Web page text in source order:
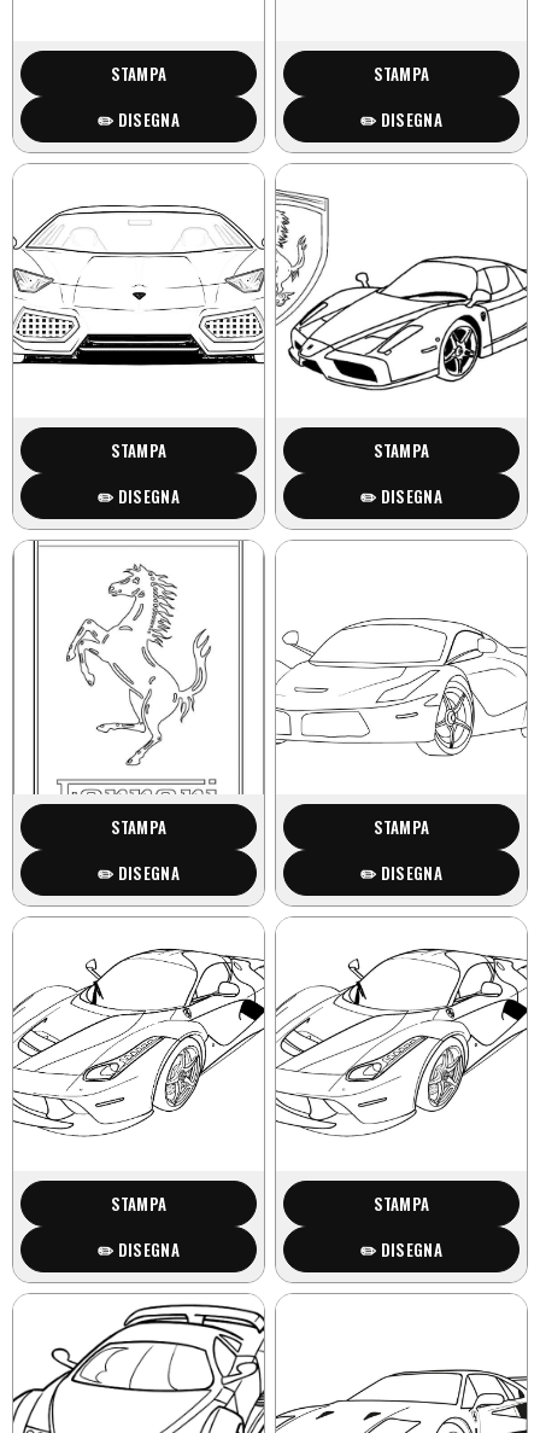
STAMPA
✏️ DISEGNA
STAMPA
✏️ DISEGNA
STAMPA
✏️ DISEGNA
STAMPA
✏️ DISEGNA
STAMPA
✏️ DISEGNA
STAMPA
✏️ DISEGNA
STAMPA
✏️ DISEGNA
STAMPA
✏️ DISEGNA